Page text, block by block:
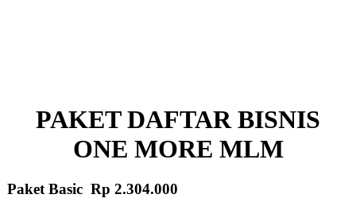
PAKET DAFTAR BISNIS
ONE MORE MLM
Paket Basic Rp 2.304.000